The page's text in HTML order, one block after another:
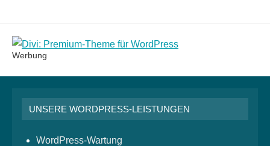
Werbung
UNSERE WORDPRESS-LEISTUNGEN
WordPress-Wartung